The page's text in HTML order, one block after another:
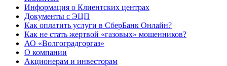
Информация о Клиентских центрах
Документы с ЭЦП
Как оплатить услуги в СберБанк Онлайн?
Как не стать жертвой «газовых» мошенников?
АО «Волгоградгоргаз»
О компании
Акционерам и инвесторам